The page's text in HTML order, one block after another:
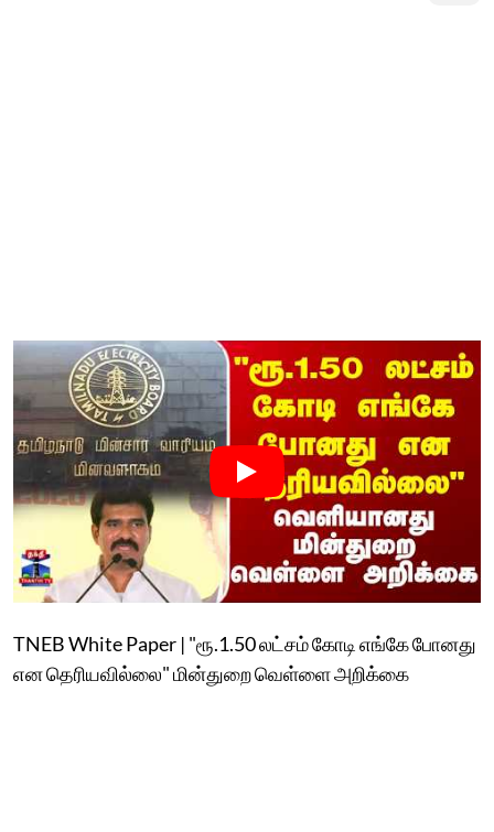
TNEB White Paper | "ரூ.1.50 லட்சம் கோடி எங்கே போனது
என தெரியவில்லை" மின்துறை வெள்ளை அறிக்கை